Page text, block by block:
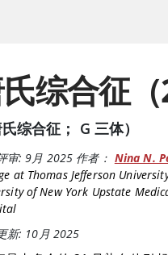
综合征（
综合征； G 三体）
审: 9月 2025 作者： Nina N.
at Thomas Jefferson
of New York Upstate
新: 10月 2025